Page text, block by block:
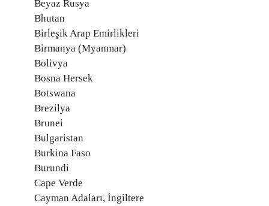
Beyaz Rusya
Bhutan
Birleşik Arap Emirlikleri
Birmanya (Myanmar)
Bolivya
Bosna Hersek
Botswana
Brezilya
Brunei
Bulgaristan
Burkina Faso
Burundi
Cape Verde
Cayman Adaları, İngiltere